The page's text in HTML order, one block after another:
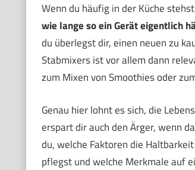
Wenn du häufig in der Küche
wie lange so ein Gerät eigentlich
du überlegst dir, einen neuen zu
Stabmixers ist vor allem dann
zum Mixen von Smoothies oder
Genau hier lohnt es sich, die
erspart dir auch den Ärger, wenn
du, welche Faktoren die
pflegst und welche Merkmale auf